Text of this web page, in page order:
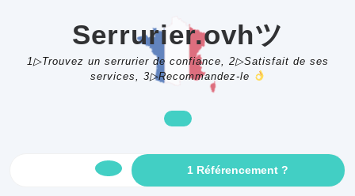
Serrurier.ovhツ
1▷Trouvez un serrurier de confiance, 2▷Satisfait de ses
services, 3▷Recommandez-le
Open
1 Référencement ?
AN